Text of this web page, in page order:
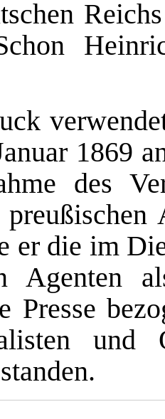
1869
des
er die im
Agenten
Presse